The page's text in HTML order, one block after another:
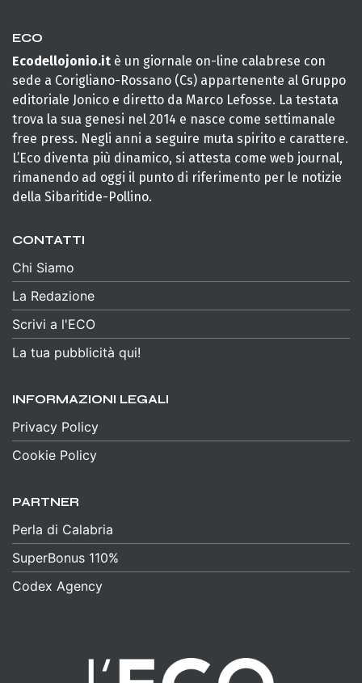
ECO
Ecodellojonio.it è un giornale on-line calabrese con
sede a Corigliano-Rossano (Cs) appartenente al Gruppo
editoriale Jonico e diretto da Marco Lefosse. La testata
trova la sua genesi nel 2014 e nasce come settimanale
free press. Negli anni a seguire muta spirito e carattere.
L’Eco diventa più dinamico, si attesta come web journal,
rimanendo ad oggi il punto di riferimento per le notizie
della Sibaritide-Pollino.
CONTATTI
Chi Siamo
La Redazione
Scrivi a l'ECO
La tua pubblicità qui!
INFORMAZIONI LEGALI
Privacy Policy
Cookie Policy
PARTNER
Perla di Calabria
SuperBonus 110%
Codex Agency